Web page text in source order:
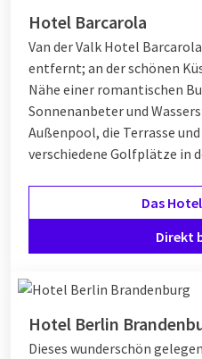
Hotel Barcarola
Van der Valk Hotel
entfernt; an der schönen
Nähe einer romantischen
Sonnenanbeter und
Außenpool, die Terrasse
verschiedene Golfplätze in
Das
Direkt
Hotel Berlin
Dieses wunderschön